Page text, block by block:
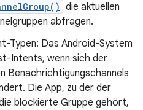
die aktuellen
abfragen.
Typen: Das Android-System
Intents, wenn sich der
Benachrichtigungschannels
Die App, zu der der
blockierte Gruppe gehört,